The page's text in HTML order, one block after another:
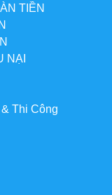
TIỀN
NẠI
Thi Công